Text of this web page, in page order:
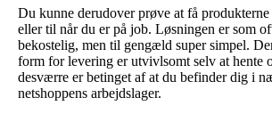
Du kunne derudover prøve at få
eller til når du er på job. Løsningen er som
bekostelig, men til gengæld super simpel.
form for levering er utvivlsomt selv at hente
desværre er betinget af at du befinder dig i
netshoppens arbejdslager.